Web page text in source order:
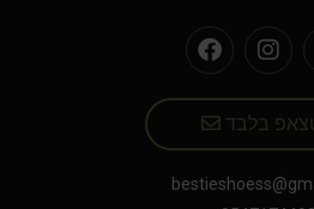
בלבד